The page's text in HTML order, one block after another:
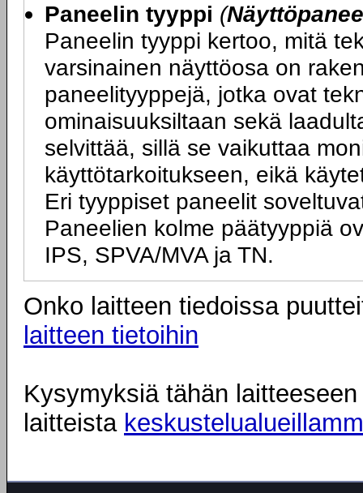
Paneelin tyyppi (
Paneelin tyyppi kertoo, mitä
varsinainen näyttöosa on
paneelityyppejä, jotka ovat
ominaisuuksiltaan sekä
selvittää, sillä se vaikuttaa
käyttötarkoitukseen, eikä
Eri tyyppiset paneelit
Paneelien kolme päätyyppiä
IPS, SPVA/MVA ja TN.
Onko laitteen tiedoissa
laitteen tietoihin
Kysymyksiä tähän
laitteista